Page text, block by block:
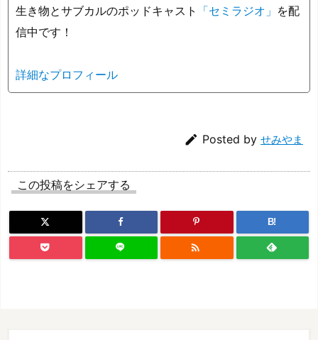
生き物とサブカルのポッドキャスト 「セミラジオ」 を配
信中です！
詳細なプロフィール
 Posted by せみやま
この投稿をシェアする
B!
